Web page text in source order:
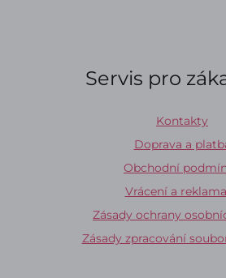
Servis pro
Kontakty
Doprava a
Obchodní
Vrácení a
Zásady ochrany
Zásady zpracování